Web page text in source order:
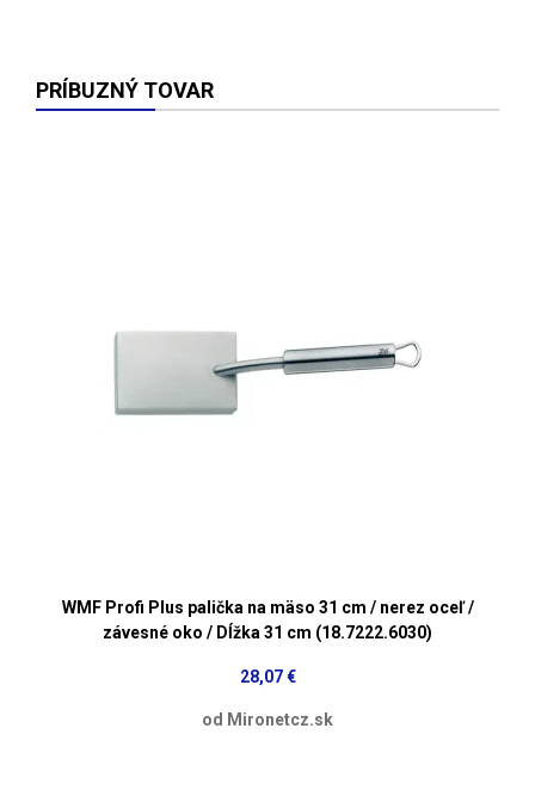
PRÍBUZNÝ TOVAR
WMF Profi Plus palička na mäso 31 cm / nerez oceľ /
závesné oko / Dĺžka 31 cm (18.7222.6030)
28,07 €
od Mironetcz.sk